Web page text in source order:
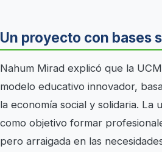
Un proyecto con bases
Nahum Mirad explicó que la
modelo educativo innovador,
la economía social y solidaria. La
como objetivo formar
pero arraigada en las